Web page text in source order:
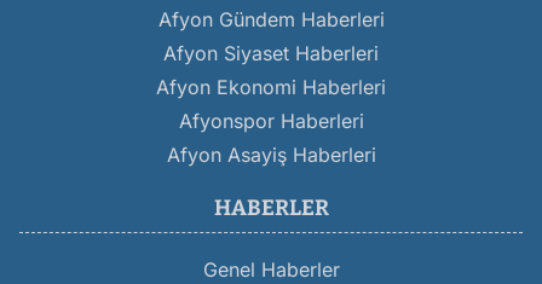
Afyon Gündem Haberleri
Afyon Siyaset Haberleri
Afyon Ekonomi Haberleri
Afyonspor Haberleri
Afyon Asayiş Haberleri
HABERLER
Genel Haberler